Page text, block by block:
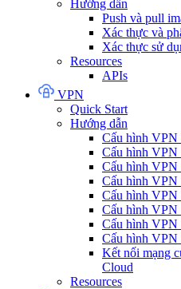
Hướng dẫn
Push và pull
Xác thực và
Xác thực sử
Resources
APIs
VPN
Quick Start
Hướng dẫn
Cấu hình VPN
Cấu hình VPN
Cấu hình
Cấu hình VPN
Cấu hình VPN
Cấu hình
Cấu hình VPN
Cấu hình VPN
Kết nối mạng
Cloud
Resources